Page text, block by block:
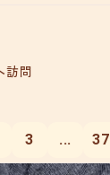
訪問
3 ... 37